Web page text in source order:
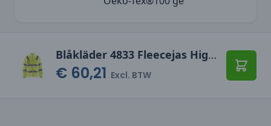
Blåkläder 4833 Fleecejas High Vis
€ 60,21 Excl. BTW